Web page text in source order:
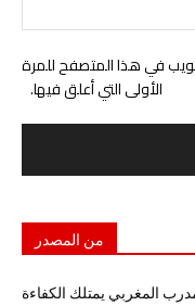
في هذا المتصفح للمرة
الأولى التي أعلق فيها.
من المصدر
المغربي يمتلك الكفاءة